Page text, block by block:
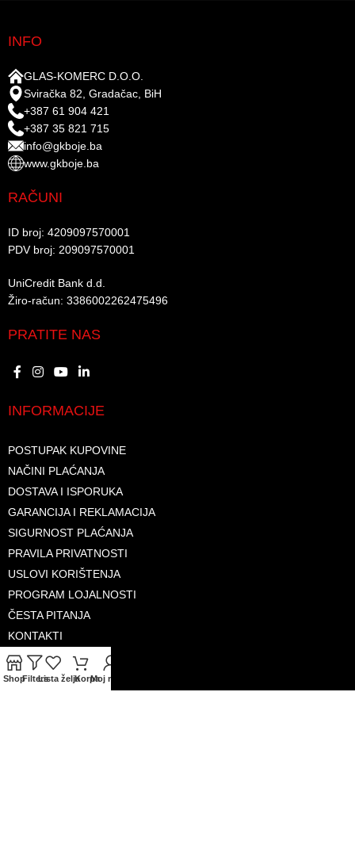
INFO
GLAS-KOMERC D.O.O.
Sviračka 82, Gradačac, BiH
+387 61 904 421
+387 35 821 715
info@gkboje.ba
www.gkboje.ba
RAČUNI
ID broj: 4209097570001​
PDV broj: 209097570001 ​
UniCredit Bank d.d.​
Žiro-račun: 3386002262475496​​
PRATITE NAS
INFORMACIJE
POSTUPAK KUPOVINE
NAČINI PLAĆANJA
DOSTAVA I ISPORUKA
GARANCIJA I REKLAMACIJA
SIGURNOST PLAĆANJA
PRAVILA PRIVATNOSTI
USLOVI KORIŠTENJA
PROGRAM LOJALNOSTI
ČESTA PITANJA
KONTAKTI
O NAMA
ShopFiltersLista željaKorpaMoj račun